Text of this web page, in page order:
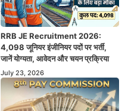
RRB JE Recruitment 2026:
4,098 जूनियर इंजीनियर पदों पर भर्ती,
जानें योग्यता, आवेदन और चयन प्रक्रिया
July 23, 2026